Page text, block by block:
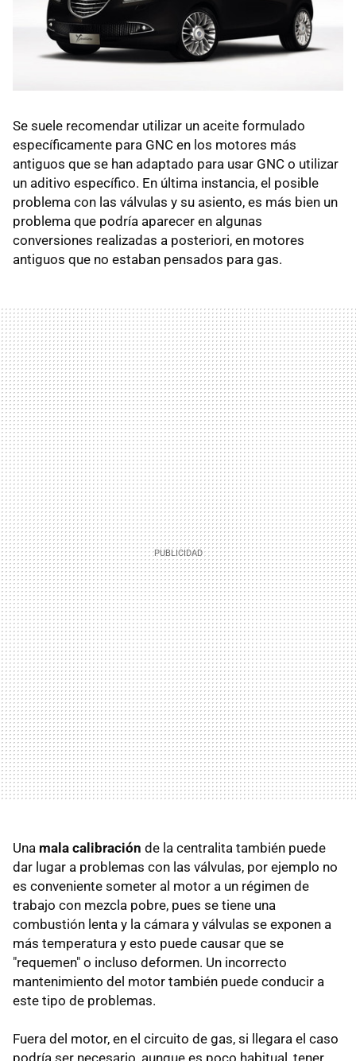
Se suele recomendar utilizar un aceite formulado
específicamente para GNC en los motores más
antiguos que se han adaptado para usar GNC o utilizar
un aditivo específico. En última instancia, el posible
problema con las válvulas y su asiento, es más bien un
problema que podría aparecer en algunas
conversiones realizadas a posteriori, en motores
antiguos que no estaban pensados para gas.
Una mala calibración de la centralita también puede
dar lugar a problemas con las válvulas, por ejemplo no
es conveniente someter al motor a un régimen de
trabajo con mezcla pobre, pues se tiene una
combustión lenta y la cámara y válvulas se exponen a
más temperatura y esto puede causar que se
"requemen" o incluso deformen. Un incorrecto
mantenimiento del motor también puede conducir a
este tipo de problemas.
Fuera del motor, en el circuito de gas, si llegara el caso
podría ser necesario, aunque es poco habitual, tener